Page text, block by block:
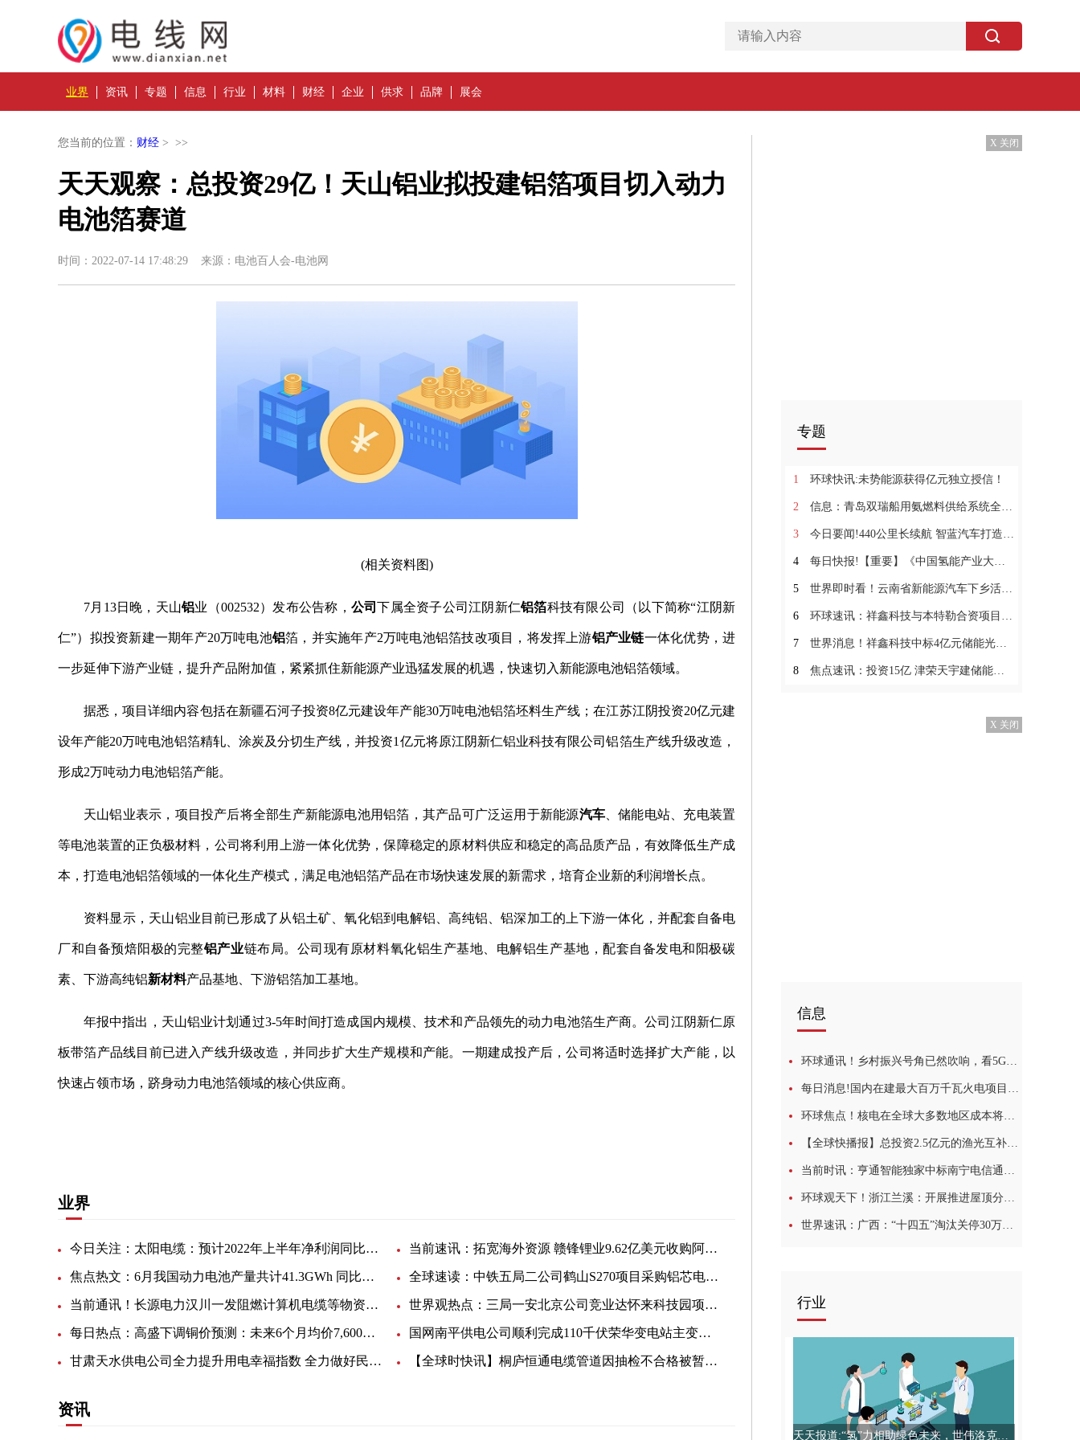
业界 资讯 专题 信息 行业 材料 财经 企业 供求 品牌 展会
您当前的位置： 财经 > >>
天天观察：总投资29亿！天山铝业拟投建铝箔项目切入动力
电池箔赛道
时间：2022-07-14 17:48:29 来源：电池百人会-电池网
(相关资料图)
7月13日晚，天山铝业（002532）发布公告称， 公司下属全资子公司江阴新仁铝箔科技有限公司（以下简称“江阴新
仁”）拟投资新建一期年产20万吨电池铝箔，并实施年产2万吨电池铝箔技改项目，将发挥上游铝产业链一体化优势，进
一步延伸下游产业链，提升产品附加值，紧紧抓住新能源产业迅猛发展的机遇，快速切入新能源电池铝箔领域。
据悉，项目详细内容包括在新疆石河子投资8亿元建设年产能30万吨电池铝箔坯料生产线；在江苏江阴投资20亿元建
设年产能20万吨电池铝箔精轧、涂炭及分切生产线，并投资1亿元将原江阴新仁铝业科技有限公司铝箔生产线升级改造，
形成2万吨动力电池铝箔产能。
天山铝业表示，项目投产后将全部生产新能源电池用铝箔，其产品可广泛运用于新能源汽车、储能电站、充电装置
等电池装置的正负极材料，公司将利用上游一体化优势，保障稳定的原材料供应和稳定的高品质产品，有效降低生产成
本，打造电池铝箔领域的一体化生产模式，满足电池铝箔产品在市场快速发展的新需求，培育企业新的利润增长点。
资料显示，天山铝业目前已形成了从铝土矿、氧化铝到电解铝、高纯铝、铝深加工的上下游一体化，并配套自备电
厂和自备预焙阳极的完整铝产业链布局。公司现有原材料氧化铝生产基地、电解铝生产基地，配套自备发电和阳极碳
素、下游高纯铝新材料产品基地、下游铝箔加工基地。
年报中指出，天山铝业计划通过3-5年时间打造成国内规模、技术和产品领先的动力电池箔生产商。公司江阴新仁原
板带箔产品线目前已进入产线升级改造，并同步扩大生产规模和产能。一期建成投产后，公司将适时选择扩大产能，以
快速占领市场，跻身动力电池箔领域的核心供应商。
业界
今日关注：太阳电缆：预计2022年上半年净利润同比增长66%-76% 当前速讯：拓宽海外资源 赣锋锂业9.62亿美元收购阿根廷锂矿
焦点热文：6月我国动力电池产量共计41.3GWh 同比增长171.7% 全球速读：中铁五局二公司鹤山S270项目采购铝芯电缆线
当前通讯！长源电力汉川一发阻燃计算机电缆等物资（FW328875）询价采购结果公告 世界观热点：三局一安北京公司竞业达怀来科技园项目电线电缆采购招标
每日热点：高盛下调铜价预测：未来6个月均价7,600美元/吨 国网南平供电公司顺利完成110千伏荣华变电站主变吊罩工作
甘肃天水供电公司全力提升用电幸福指数 全力做好民生工程 【全球时快讯】桐庐恒通电缆管道因抽检不合格被暂停产品中标资格6个月
资讯
X 关闭
专题
1 环球快讯:未势能源获得亿元独立授信！
2 信息：青岛双瑞船用氨燃料供给系统全球首获LR及CCS船级社AIP证书
3 今日要闻!440公里长续航 智蓝汽车打造氢燃料重卡“新样板”
4 每日快报!【重要】《中国氢能产业大全 2022》入编、预售开启！
5 世界即时看！云南省新能源汽车下乡活动16日启动 购买新能源汽车最高补贴5000元
6 环球速讯：祥鑫科技与本特勒合资项目签约仪式
7 世界消息！祥鑫科技中标4亿元储能光伏项目
8 焦点速讯：投资15亿 津荣天宇建储能及汽车零部件项目
X 关闭
信息
环球通讯！乡村振兴号角已然吹响，看5G如何赋智赋能
每日消息!国内在建最大百万千瓦火电项目一期工程全部投产
环球焦点！核电在全球大多数地区成本将低于风电和光伏
【全球快播报】总投资2.5亿元的渔光互补光伏发电项目落户王台街道
当前时讯：亨通智能独家中标南宁电信通信电缆采购
环球观天下！浙江兰溪：开展推进屋顶分布式光伏建设 确保2022年新增光伏40MW
世界速讯：广西：“十四五”淘汰关停30万千瓦级及以下常规燃煤火电机组
行业
天天报道:“氢”力相助绿色未来，世伟洛克上海助力国富氢能打造安全加氢站和车载供氢系统